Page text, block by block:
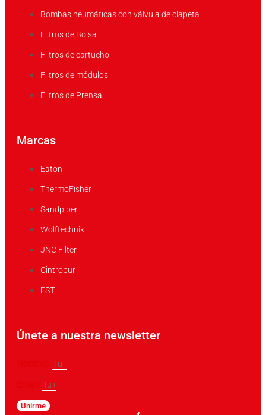
Bombas neumáticas con válvula de clapeta
Filtros de Bolsa
Filtros de cartucho
Filtros de módulos
Filtros de Prensa
Marcas
Eaton
ThermoFisher
Sandpiper
Wolftechnik
JNC Filter
Cintropur
FST
Únete a nuestra newsletter
Unirme